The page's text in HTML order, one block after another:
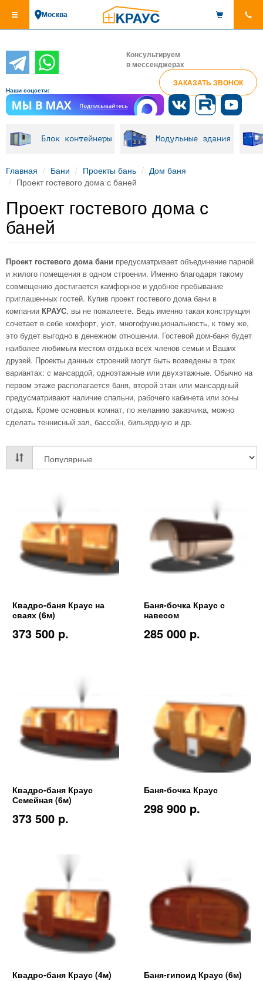
основному
Москва
Консультируем
в мессенджерах
ЗАКАЗАТЬ ЗВОНОК
Наши соцсети:
Блок контейнеры Модульные здания
Главная Бани Проекты бань
Дом баня
Проект гостевого дома с баней
Проект гостевого дома с
баней
Проект гостевого дома бани предусматривает объединение парной
и жилого помещения в одном строении. Именно благодаря такому
совмещению достигается камфорное и удобное пребывание
приглашенных гостей. Купив проект гостевого дома бани в
компании КРАУС, вы не пожалеете. Ведь именно такая конструкция
сочетает в себе комфорт, уют, многофункциональность, к тому же,
это будет выгодно в денежном отношении. Гостевой дом-баня будет
наиболее любимым местом отдыха всех членов семьи и Ваших
друзей. Проекты данных строений могут быть возведены в трех
вариантах: с мансардой, одноэтажные или двухэтажные. Обычно на
первом этаже располагается баня, второй этаж или мансардный
предусматривают наличие спальни, рабочего кабинета или зоны
отдыха. Кроме основных комнат, по желанию заказчика, можно
сделать теннисный зал, бассейн, бильярдную и др.
Квадро-баня Краус на
сваях (6м)
373 500 p.
Баня-бочка Краус с
навесом
285 000 p.
Квадро-баня Краус
Семейная (6м)
373 500 p.
Баня-бочка Краус
298 900 p.
Квадро-баня Краус (4м) Баня-гипоид Краус (6м)